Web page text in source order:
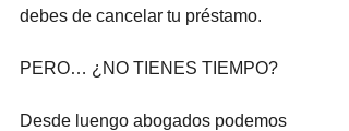
debes de cancelar tu préstamo.
PERO… ¿NO TIENES TIEMPO?
Desde luengo abogados podemos